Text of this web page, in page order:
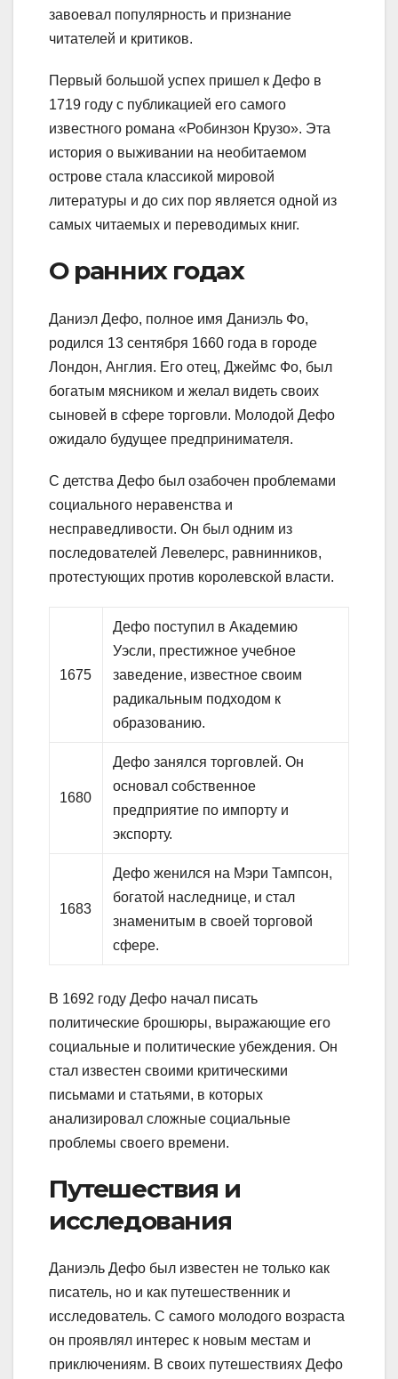
завоевал популярность и признание
читателей и критиков.
Первый большой успех пришел к Дефо в
1719 году с публикацией его самого
известного романа «Робинзон Крузо». Эта
история о выживании на необитаемом
острове стала классикой мировой
литературы и до сих пор является одной из
самых читаемых и переводимых книг.
О ранних годах
Даниэл Дефо, полное имя Даниэль Фо,
родился 13 сентября 1660 года в городе
Лондон, Англия. Его отец, Джеймс Фо, был
богатым мясником и желал видеть своих
сыновей в сфере торговли. Молодой Дефо
ожидало будущее предпринимателя.
С детства Дефо был озабочен проблемами
социального неравенства и
несправедливости. Он был одним из
последователей Левелерс, равнинников,
протестующих против королевской власти.
1675
Дефо поступил в Академию
Уэсли, престижное учебное
заведение, известное своим
радикальным подходом к
образованию.
1680
Дефо занялся торговлей. Он
основал собственное
предприятие по импорту и
экспорту.
1683
Дефо женился на Мэри Тампсон,
богатой наследнице, и стал
знаменитым в своей торговой
сфере.
В 1692 году Дефо начал писать
политические брошюры, выражающие его
социальные и политические убеждения. Он
стал известен своими критическими
письмами и статьями, в которых
анализировал сложные социальные
проблемы своего времени.
Путешествия и
исследования
Даниэль Дефо был известен не только как
писатель, но и как путешественник и
исследователь. С самого молодого возраста
он проявлял интерес к новым местам и
приключениям. В своих путешествиях Дефо